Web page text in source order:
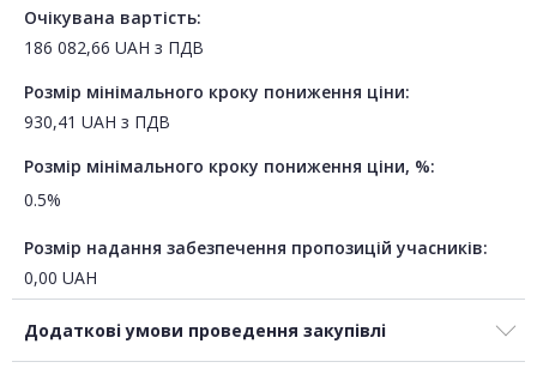
Очікувана вартість:
186 082,66 UAH з ПДВ
Розмір мінімального кроку пониження ціни:
930,41 UAH з ПДВ
Розмір мінімального кроку пониження ціни, %:
0.5%
Розмір надання забезпечення пропозицій учасників:
0,00 UAH
Додаткові умови проведення закупівлі